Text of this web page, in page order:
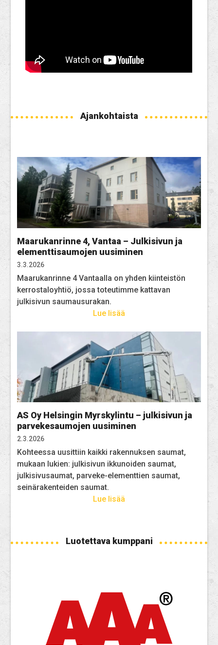
Ajankohtaista
Maarukanrinne 4, Vantaa – Julkisivun ja
elementtisaumojen uusiminen
3.3.2026
Maarukanrinne 4 Vantaalla on yhden kiinteistön
kerrostaloyhtiö, jossa toteutimme kattavan
julkisivun saumausurakan.
Lue lisää
AS Oy Helsingin Myrskylintu – julkisivun ja
parvekesaumojen uusiminen
2.3.2026
Kohteessa uusittiin kaikki rakennuksen saumat,
mukaan lukien: julkisivun ikkunoiden saumat,
julkisivusaumat, parveke-elementtien saumat,
seinärakenteiden saumat.
Lue lisää
Luotettava kumppani